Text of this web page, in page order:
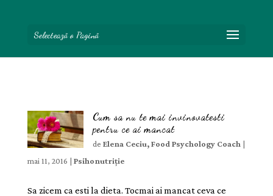
Selectează o Pagină
Cum sa nu te mai invinovatesti
pentru ce ai mancat
deElena Ceciu, Food Psychology Coach |
mai 11, 2016 | Psihonutriție
Sa zicem ca esti la dieta. Tocmai ai mancat ceva ce